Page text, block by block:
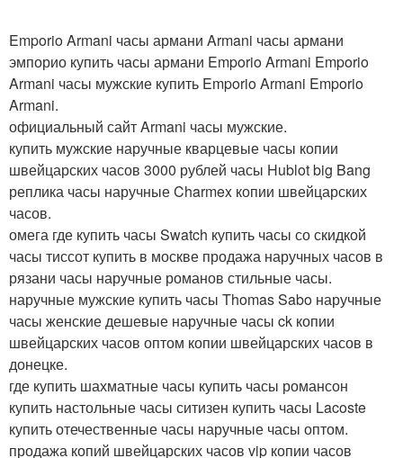
Emporio Armani часы армани Armani часы армани
эмпорио купить часы армани Emporio Armani Emporio
Armani часы мужские купить Emporio Armani Emporio
Armani.
официальный сайт Armani часы мужские.
купить мужские наручные кварцевые часы копии
швейцарских часов 3000 рублей часы Hublot big Bang
реплика часы наручные Charmex копии швейцарских
часов.
омега где купить часы Swatch купить часы со скидкой
часы тиссот купить в москве продажа наручных часов в
рязани часы наручные романов стильные часы.
наручные мужские купить часы Thomas Sabo наручные
часы женские дешевые наручные часы ck копии
швейцарских часов оптом копии швейцарских часов в
донецке.
где купить шахматные часы купить часы романсон
купить настольные часы ситизен купить часы Lacoste
купить отечественные часы наручные часы оптом.
продажа копий швейцарских часов vip копии часов